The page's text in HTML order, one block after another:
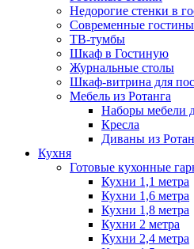
Недорогие стенки в
Современные
ТВ-тумбы
Шкаф в Гостиную
Журнальные столы
Шкаф-витрина для
Мебель из Ротанга
Наборы мебели
Кресла
Диваны из
Кухня
Готовые кухонные
Кухни 1,1 метра
Кухни 1,6 метра
Кухни 1,8 метра
Кухни 2 метра
Кухни 2,4 метра